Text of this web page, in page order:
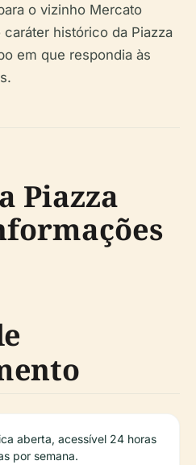
o vizinho Mercato
histórico da Piazza
em que respondia às
Piazza
aberta, acessível 24 horas
por semana.